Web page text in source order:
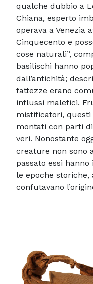
qualche dubbio a
Chiana, esperto
operava a Venezia
Cinquecento e
cose naturali”,
basilischi hanno
dall’antichità;
fattezze erano
influssi malefici.
mistificatori,
montati con parti
veri. Nonostante
creature non sono
passato essi
le epoche
confutavano